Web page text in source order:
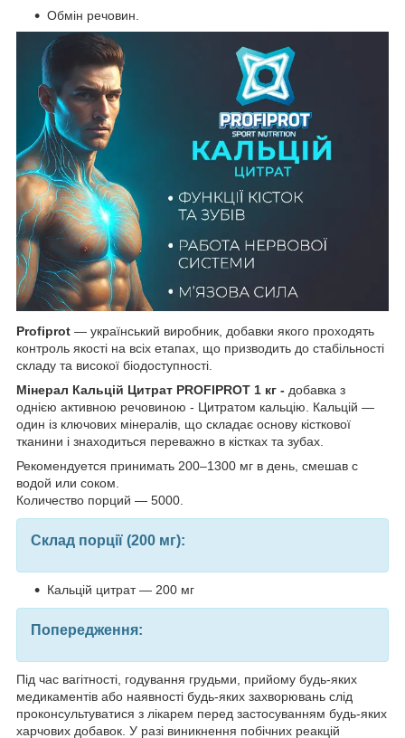
Обмін речовин.
Profiprot — український виробник, добавки якого проходять
контроль якості на всіх етапах, що призводить до стабільності
складу та високої біодоступності.
Мінерал Кальцій Цитрат PROFIPROT 1 кг - добавка з
однією активною речовиною - Цитратом кальцію. Кальцій —
один із ключових мінералів, що складає основу кісткової
тканини і знаходиться переважно в кістках та зубах.
Рекомендуется принимать 200–1300 мг в день, смешав с
водой или соком.
Количество порций — 5000.
Склад порції (200 мг):
Кальцій цитрат — 200 мг
Попередження:
Під час вагітності, годування грудьми, прийому будь-яких
медикаментів або наявності будь-яких захворювань слід
проконсультуватися з лікарем перед застосуванням будь-яких
харчових добавок. У разі виникнення побічних реакцій